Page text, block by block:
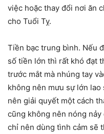
việc hoặc thay đổi nơi ăn
cho Tuổi Tỵ.
Tiền bạc trung bình. Nếu
số tiền lớn thì rất khó đạt
trước mắt mà nhúng tay
không nên mưu sự lớn
nên giải quyết một cách
cũng không nên nóng
chỉ nên dùng tình cảm sẽ